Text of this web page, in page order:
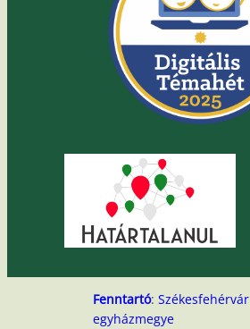
Fenntartó: Székesfehérvár
egyházmegye